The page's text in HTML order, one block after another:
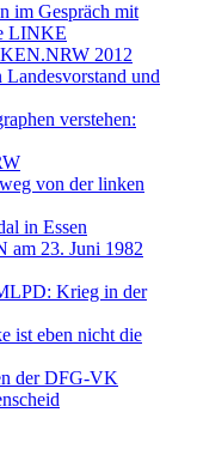
im Gespräch mit
LINKE
2012
und
verstehen:
von der linken
in Essen
am 23. Juni 1982
Krieg in der
ist eben nicht die
der DFG-VK